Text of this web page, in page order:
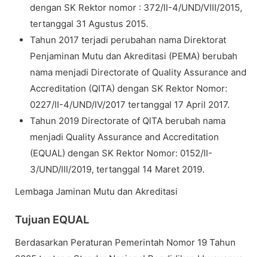
dengan SK Rektor nomor : 372/II-4/UND/VIII/2015,
tertanggal 31 Agustus 2015.
Tahun 2017 terjadi perubahan nama Direktorat
Penjaminan Mutu dan Akreditasi (PEMA) berubah
nama menjadi Directorate of Quality Assurance and
Accreditation (QITA) dengan SK Rektor Nomor:
0227/II-4/UND/IV/2017 tertanggal 17 April 2017.
Tahun 2019 Directorate of QITA berubah nama
menjadi Quality Assurance and Accreditation
(EQUAL) dengan SK Rektor Nomor: 0152/II-
3/UND/III/2019, tertanggal 14 Maret 2019.
Lembaga Jaminan Mutu dan Akreditasi
Tujuan EQUAL
Berdasarkan Peraturan Pemerintah Nomor 19 Tahun